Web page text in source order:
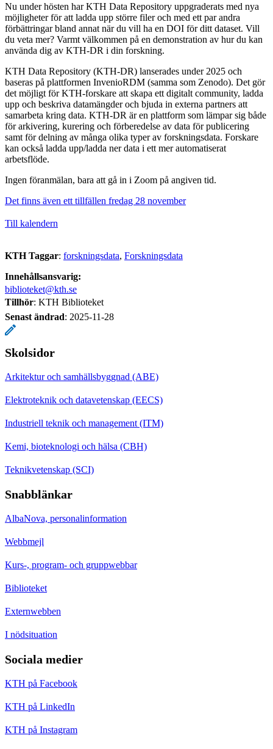
Nu under hösten har KTH Data Repository uppgraderats med nya
möjligheter för att ladda upp större filer och med ett par andra
förbättringar bland annat när du vill ha en DOI för ditt dataset. Vill
du veta mer? Varmt välkommen på en demonstration av hur du kan
använda dig av KTH-DR i din forskning.
KTH Data Repository (KTH-DR) lanserades under 2025 och
baseras på plattformen InvenioRDM (samma som Zenodo). Det gör
det möjligt för KTH-forskare att skapa ett digitalt community, ladda
upp och beskriva datamängder och bjuda in externa partners att
samarbeta kring data. KTH-DR är en plattform som lämpar sig både
för arkivering, kurering och förberedelse av data för publicering
samt för delning av många olika typer av forskningsdata. Forskare
kan också ladda upp/ladda ner data i ett mer automatiserat
arbetsflöde.
Ingen föranmälan, bara att gå in i Zoom på angiven tid.
Det finns även ett tillfällen fredag 28 november
Till kalendern
KTH Taggar: forskningsdata Forskningsdata
Innehållsansvarig:
biblioteket@kth.se
Tillhör: KTH Biblioteket
Senast ändrad: 2025-11-28
Skolsidor
Arkitektur och samhällsbyggnad (ABE)
Elektroteknik och datavetenskap (EECS)
Industriell teknik och management (ITM)
Kemi, bioteknologi och hälsa (CBH)
Teknikvetenskap (SCI)
Snabblänkar
AlbaNova, personalinformation
Webbmejl
Kurs-, program- och gruppwebbar
Biblioteket
Externwebben
I nödsituation
Sociala medier
KTH på Facebook
KTH på LinkedIn
KTH på Instagram